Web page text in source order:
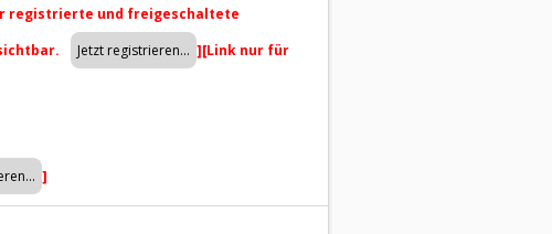
registrierte und freigeschaltete
][Link nur für
]